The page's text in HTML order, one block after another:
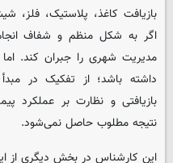
بازیافت کاغذ، پلاستیک، فلز،
اگر به شکل منظم و شفاف
مدیریت شهری را جبران کند. اما
داشته باشد؛ از تفکیک در
بازیافتی و نظارت بر عملکرد
نتیجه مطلوب حاصل نمی‌شود.
این کارشناس در بخش دیگری از